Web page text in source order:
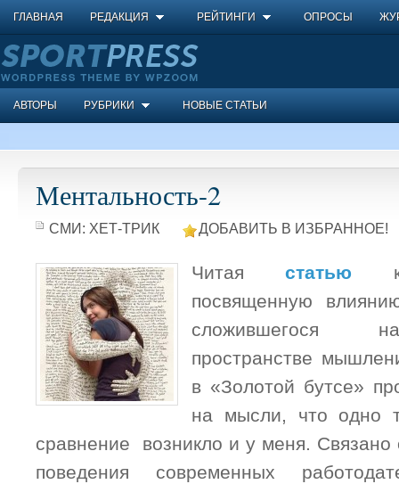
ГЛАВНАЯ РЕДАКЦИЯ РЕЙТИНГИ ОПРОСЫ
АВТОРЫ РУБРИКИ НОВЫЕ СТАТЬИ
Ментальность-2
СМИ: ХЕТ-ТРИК ДОБАВИТЬ В ИЗБРАННОЕ!
Читаястатью
посвященную
сложившегося
пространстве
в «Золотой бутсе»
на мысли, что одно
сравнение возникло и у меня. Связано
поведения современных